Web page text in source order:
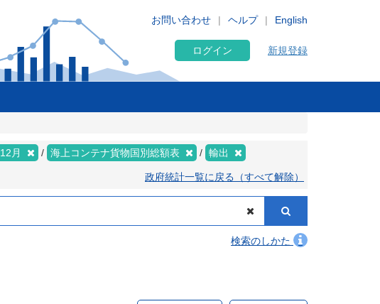
English
お問い合わせ ヘルプ
ログイン 新規登録
12月 海上コンテナ貨物国別総額表 輸出
政府統計一覧に戻る（すべて解除）
検索のしかた